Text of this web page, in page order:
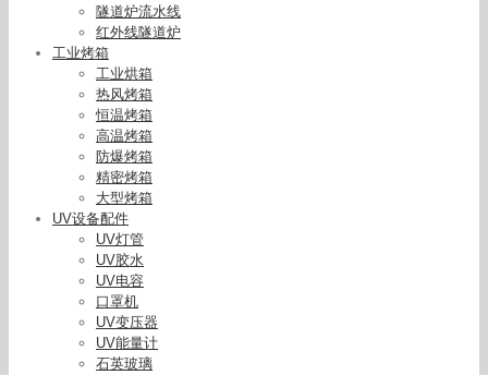
隧道炉流水线
红外线隧道炉
工业烤箱
工业烘箱
热风烤箱
恒温烤箱
高温烤箱
防爆烤箱
精密烤箱
大型烤箱
UV设备配件
UV灯管
UV胶水
UV电容
口罩机
UV变压器
UV能量计
石英玻璃
紫外线光源uvled固化灯395/365nm油墨胶水工厂